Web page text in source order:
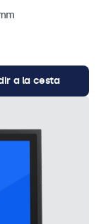
a la cesta